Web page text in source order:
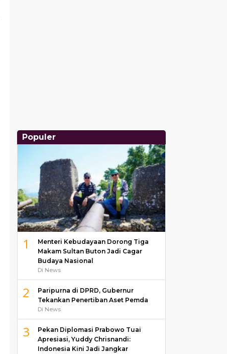
Populer
1
Menteri Kebudayaan Dorong Tiga
Makam Sultan Buton Jadi Cagar
Budaya Nasional
Di News
2
Paripurna di DPRD, Gubernur
Tekankan Penertiban Aset Pemda
Di News
3
Pekan Diplomasi Prabowo Tuai
Apresiasi, Yuddy Chrisnandi:
Indonesia Kini Jadi Jangkar